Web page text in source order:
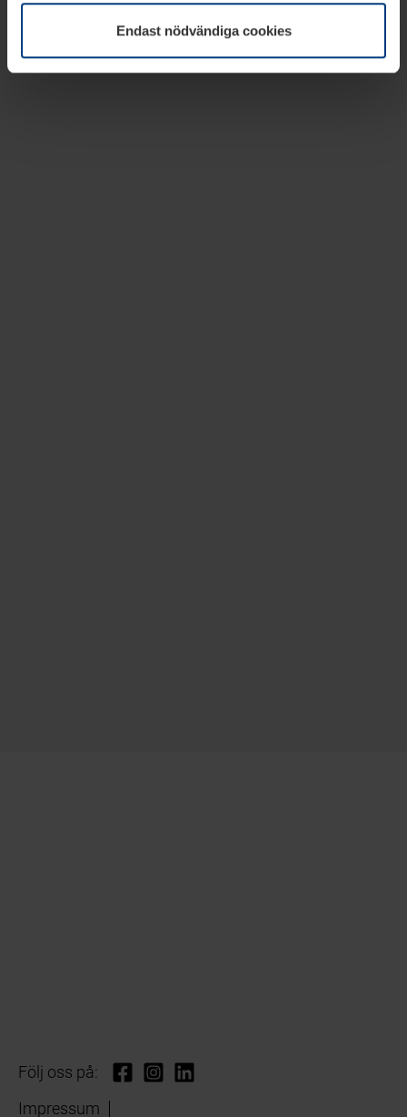
Endast nödvändiga cookies
Följ oss på:
Impressum